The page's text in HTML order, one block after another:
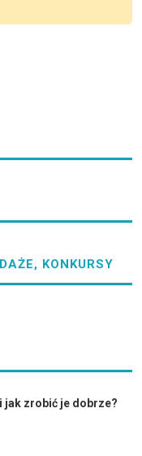
KONKURSY
jak zrobić je dobrze?